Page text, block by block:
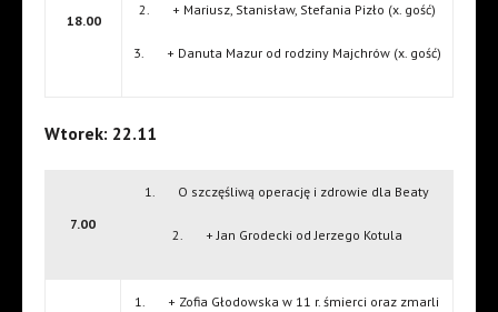
18.00
2. + Mariusz, Stanisław, Stefania Pizło (x. gość)
3. + Danuta Mazur od rodziny Majchrów (x. gość)
Wtorek: 22.11
7.00
1. O szczęśliwą operację i zdrowie dla Beaty
2. + Jan Grodecki od Jerzego Kotula
1. + Zofia Głodowska w 11 r. śmierci oraz zmarli